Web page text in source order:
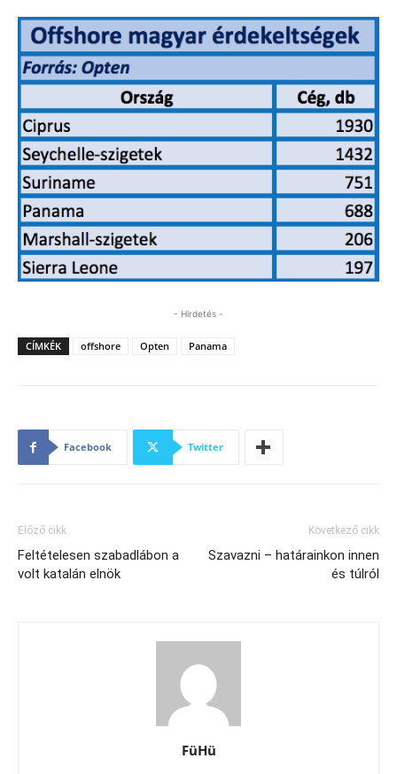
- Hirdetés -
CÍMKÉK offshore Opten Panama
Facebook Twitter
Előző cikk
Feltételesen szabadlábon a
volt katalán elnök
Következő cikk
Szavazni – határainkon innen
és túlról
FüHü